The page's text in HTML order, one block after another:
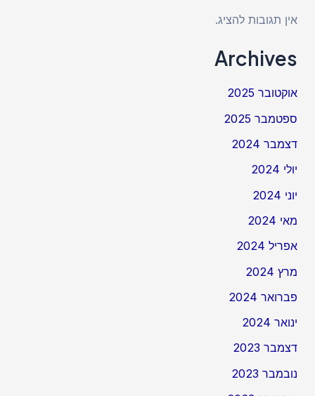
אין תגובות להציג.
Archives
אוקטובר 2025
ספטמבר 2025
דצמבר 2024
יולי 2024
יוני 2024
מאי 2024
אפריל 2024
מרץ 2024
פברואר 2024
ינואר 2024
דצמבר 2023
נובמבר 2023